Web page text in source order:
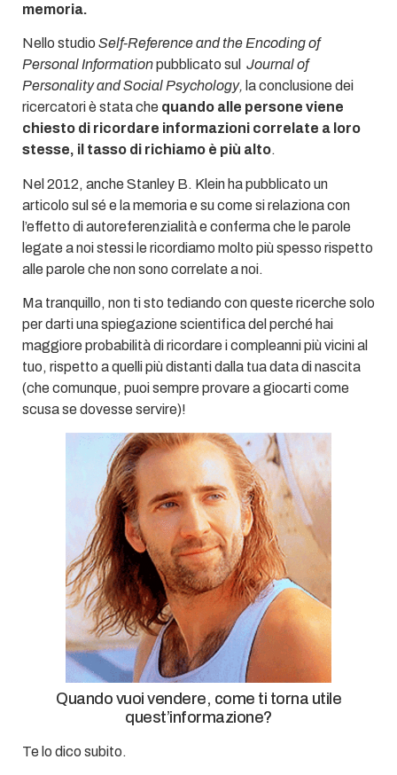
memoria.
Nello studio Self-Reference and the Encoding of
Personal Informationpubblicato sul Journal of
Personality and Social Psychology, la conclusione dei
ricercatori è stata che quando alle persone viene
chiesto di ricordare informazioni correlate a loro
stesse, il tasso di richiamo è più alto.
Nel 2012, anche Stanley B. Klein ha pubblicato un
articolo sul sé e la memoria e su come si relaziona con
l’effetto di autoreferenzialità e conferma che le parole
legate a noi stessi le ricordiamo molto più spesso rispetto
alle parole che non sono correlate a noi.
Ma tranquillo, non ti sto tediando con queste ricerche solo
per darti una spiegazione scientifica del perché hai
maggiore probabilità di ricordare i compleanni più vicini al
tuo, rispetto a quelli più distanti dalla tua data di nascita
(che comunque, puoi sempre provare a giocarti come
scusa se dovesse servire)!
Quando vuoi vendere, come ti torna utile
quest’informazione?
Te lo dico subito.